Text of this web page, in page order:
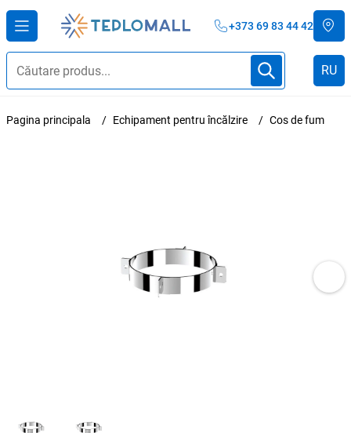
+373 69 83 44 42
RU
Pagina principala Echipament pentru încălzire Cos de fum